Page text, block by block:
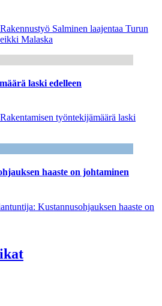
Salminen laajentaa Turun
Malaska
laski edelleen
työntekijämäärä laski
haaste on johtaminen
Kustannusohjauksen haaste on